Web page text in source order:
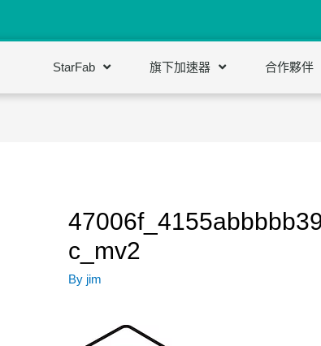
StarFab 旗下加速器 合作夥伴
c_mv2
By jim